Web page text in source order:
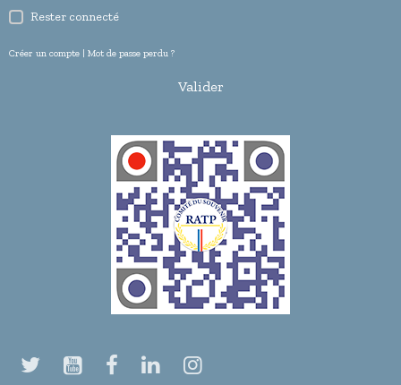
Rester connecté
Créer un compte | Mot de passe perdu ?
Valider